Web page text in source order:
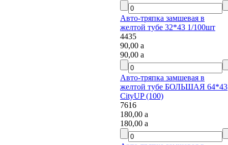
Авто-тряпка замшевая в
желтой тубе 32*43 1/100шт
4435
90,00a
90,00a
Авто-тряпка замшевая в
желтой тубе БОЛЬШАЯ 64*43
CityUP (100)
7616
180,00a
180,00a